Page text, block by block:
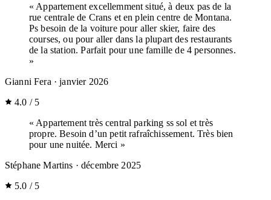
« Appartement excellemment situé, à deux pas de la
rue centrale de Crans et en plein centre de Montana.
Ps besoin de la voiture pour aller skier, faire des
courses, ou pour aller dans la plupart des restaurants
de la station. Parfait pour une famille de 4 personnes.
»
Gianni Fera · janvier 2026
4.0 / 5
« Appartement très central parking ss sol et très
propre. Besoin d’un petit rafraîchissement. Très bien
pour une nuitée. Merci »
Stéphane Martins · décembre 2025
5.0 / 5